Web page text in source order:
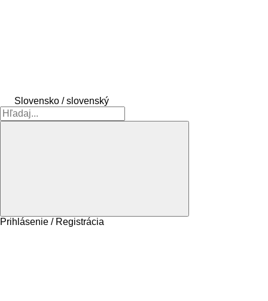
Slovensko / slovenský
Prihlásenie / Registrácia